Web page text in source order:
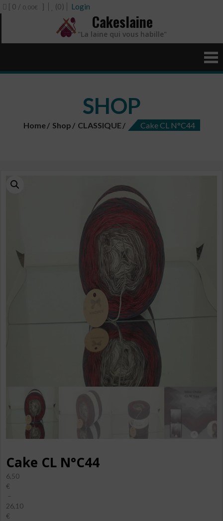
[ 0 / 0,00€ ] (0) Login
Cakeslaine
"La laine qui vous habille"
SHOP
Home Shop CLASSIQUE Cake CL N°C44
Cake CL N°C44
6,50
€
–
26,10
€